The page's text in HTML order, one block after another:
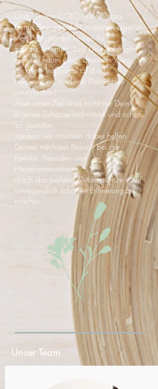
Und wir von COLO finden, dass
Deine Einzigartigkeit in deinen eigenen
vier Wänden auf keinen Fall
zu kurz kommen darf! Und dafür gibt
es wohl kaum einen besseren Weg,
als diese Individualität durch
hochwertige moderne Dekoartikel
umzusetzten!
Aber unser Ziel ist es nicht nur Dein
eigenes Zuhause individuell und schön
zu gestalten,
sondern wir möchten dabei helfen
Deinen nächsten Besuch bei der
Familie, Freunden und
Herzensmenschen
durch das perfekte Mitbringsel zu einer
unvergesslich schönen Erinnerung zu
machen. ​
Unser Team